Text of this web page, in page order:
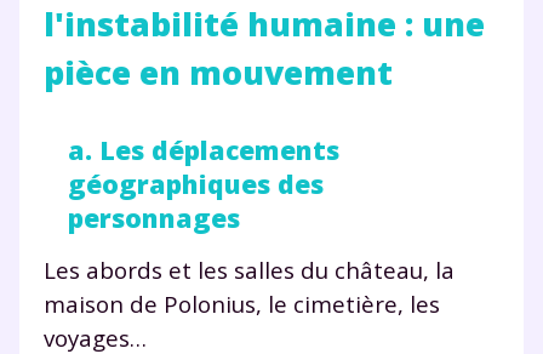
l'instabilité humaine : une
pièce en mouvement
a. Les déplacements
géographiques des
personnages
Les abords et les salles du château, la
maison de Polonius, le cimetière, les
voyages…